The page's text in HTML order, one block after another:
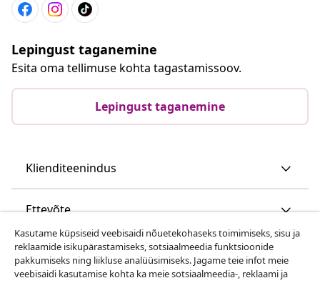
Lepingust taganemine
Esita oma tellimuse kohta tagastamissoov.
Lepingust taganemine
Klienditeenindus
Ettevõte
vidaXL
Kasutame küpsiseid veebisaidi nõuetekohaseks toimimiseks, sisu ja
reklaamide isikupärastamiseks, sotsiaalmeedia funktsioonide
pakkumiseks ning liikluse analüüsimiseks. Jagame teie infot meie
veebisaidi kasutamise kohta ka meie sotsiaalmeedia-, reklaami ja